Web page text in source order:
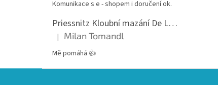
Komunikace s e - shopem i doručení ok.
Priessnitz Kloubní mazání De Luxe, 200ml
Hodnocení produktu je 5 z 5 hvězdiček.
| Milan Tomandl
Mě pomáhá 👍